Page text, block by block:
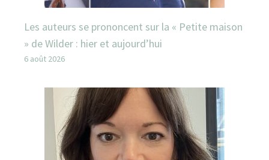
Les auteurs se prononcent sur la « Petite maison
» de Wilder : hier et aujourd’hui
6 août 2026